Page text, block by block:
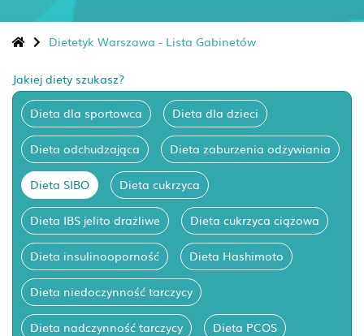
Dietetyk Warszawa - Lista Gabinetów
Jakiej diety szukasz?
Dieta dla sportowca Dieta dla dzieci
Dieta odchudzająca Dieta zaburzenia odżywiania
Dieta SIBO Dieta cukrzyca
Dieta IBS jelito drażliwe Dieta cukrzyca ciążowa
Dieta insulinooporność Dieta Hashimoto
Dieta niedoczynność tarczycy
Dieta nadczynność tarczycy Dieta PCOS